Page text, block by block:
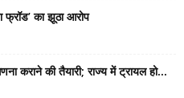
फ्रॉड’ का झूठा आरोप
कराने की तैयारी; राज्य में ट्रायल हो...